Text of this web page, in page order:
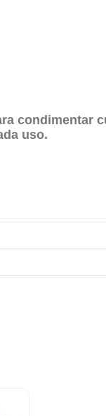
condimentar
uso.